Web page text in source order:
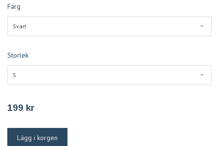
Färg
Svart
Storlek
S
199 kr